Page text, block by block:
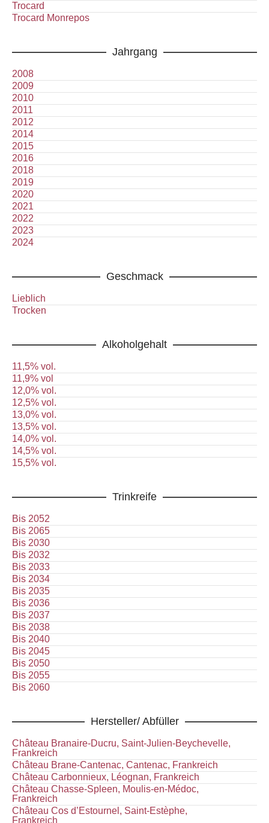
Trocard
Trocard Monrepos
Jahrgang
2008
2009
2010
2011
2012
2014
2015
2016
2018
2019
2020
2021
2022
2023
2024
Geschmack
Lieblich
Trocken
Alkoholgehalt
11,5% vol.
11,9% vol
12,0% vol.
12,5% vol.
13,0% vol.
13,5% vol.
14,0% vol.
14,5% vol.
15,5% vol.
Trinkreife
Bis 2052
Bis 2065
Bis 2030
Bis 2032
Bis 2033
Bis 2034
Bis 2035
Bis 2036
Bis 2037
Bis 2038
Bis 2040
Bis 2045
Bis 2050
Bis 2055
Bis 2060
Hersteller/ Abfüller
Château Branaire-Ducru, Saint-Julien-Beychevelle,
Frankreich
Château Brane-Cantenac, Cantenac, Frankreich
Château Carbonnieux, Léognan, Frankreich
Château Chasse-Spleen, Moulis-en-Médoc,
Frankreich
Château Cos d’Estournel, Saint-Estèphe,
Frankreich